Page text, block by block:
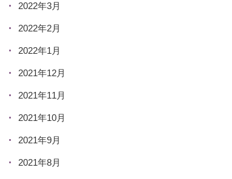
2022年3月
2022年2月
2022年1月
2021年12月
2021年11月
2021年10月
2021年9月
2021年8月